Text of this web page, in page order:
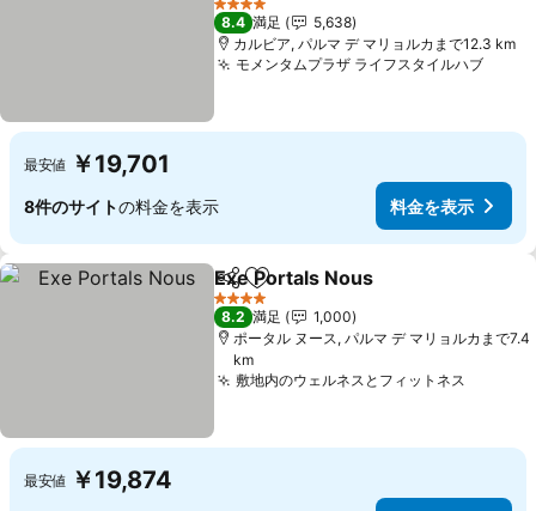
4 ホテルのランク
8.4 満足
5,638
カルビア, パルマ デ マリョルカまで12.3 km
モメンタムプラザ ライフスタイルハブ
最安値 ￥19,701
8件のサイトの料金を表示 料金を表示
シェアお気に入りに追加
Exe Portals Nous
4 ホテルのランク
8.2 満足
1,000
ポータル ヌース, パルマ デ マリョルカまで7.4
km
敷地内のウェルネスとフィットネス
最安値 ￥19,874